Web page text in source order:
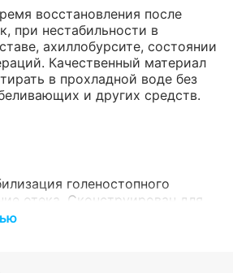
восстановления после
при нестабильности в
ахиллобурсите, состоянии
Качественный материал
в прохладной воде без
и других средств.
голеностопного
отека. Сконструирован для